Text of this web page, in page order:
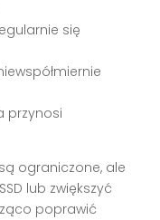
się
przynosi
ograniczone, ale
lub zwiększyć
poprawić